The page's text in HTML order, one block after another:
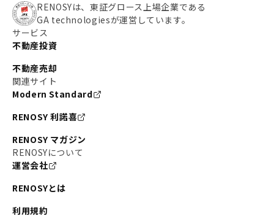
RENOSYは、東証グロース上場企業である
GA technologiesが運営しています。
サービス
不動産投資
不動産売却
関連サイト
Modern Standard
RENOSY 利諾喜
RENOSY マガジン
RENOSYについて
運営会社
RENOSYとは
利用規約